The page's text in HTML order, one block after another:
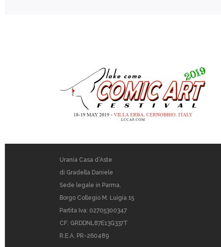
Urania Casa d’Aste
di Gradella Daniele
Sede legale in Parma,
Borgo Collegio M. Luigia 15
Partita Iva: 02705300347
CF: GRDDNL87E13G337T
R.E.A. PR-260489